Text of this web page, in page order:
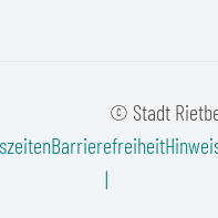
© Stadt
Barrierefreiheit